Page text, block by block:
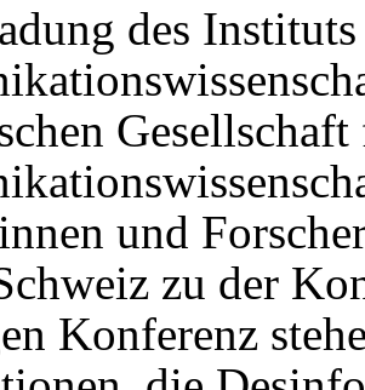
des
und
zu der
Konferenz